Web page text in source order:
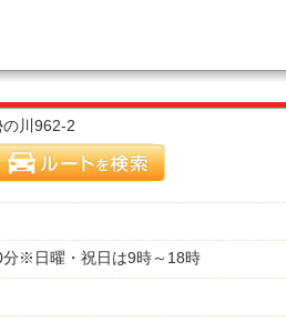
川962-2
※日曜・祝日は9時～18時